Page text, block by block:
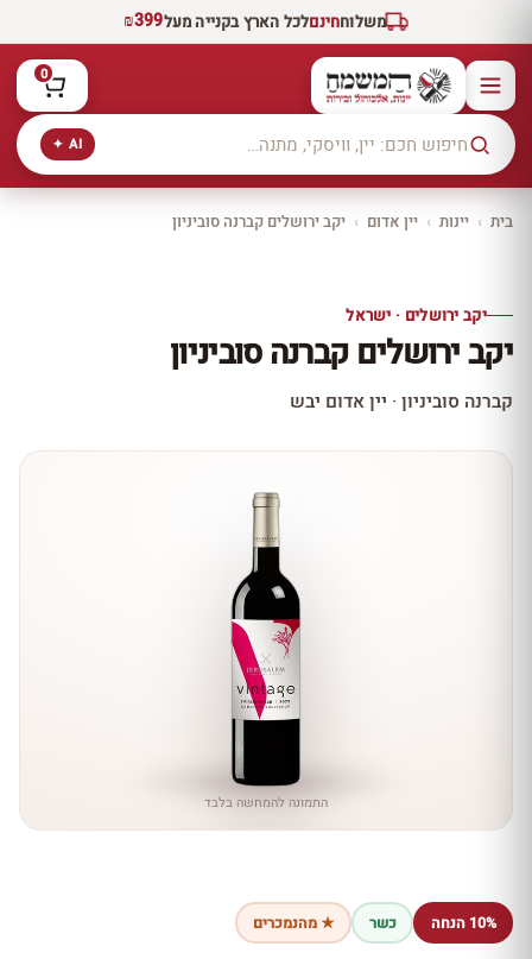
משלוחחינםלכל הארץ בקנייה מעל₪399
AI ✦
0
בית › יינות › יין אדום › יקב ירושלים קברנה סוביניון
10% הנחה
עכשיו ב-10% הנחה
יקב ירושלים · ישראל
יקב ירושלים קברנה סוביניון
קברנה סוביניון · יין אדום יבש
התמונה להמחשה בלבד
10% הנחה כשר ★ מהנמכרים